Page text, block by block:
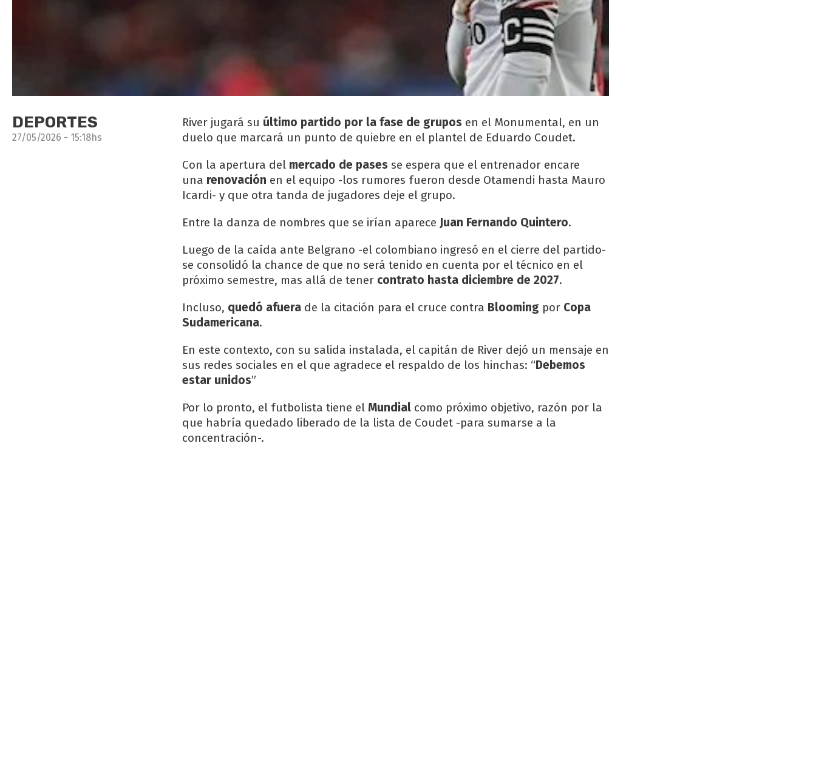
DEPORTES
27/05/2026 - 15:18hs
River jugará su último partido por la fase de grupos en el Monumental, en un
duelo que marcará un punto de quiebre en el plantel de Eduardo Coudet.
Con la apertura del mercado de pases se espera que el entrenador encare
una renovación en el equipo -los rumores fueron desde Otamendi hasta Mauro
Icardi- y que otra tanda de jugadores deje el grupo.
Entre la danza de nombres que se irían aparece Juan Fernando Quintero.
Luego de la caída ante Belgrano -el colombiano ingresó en el cierre del partido-
se consolidó la chance de que no será tenido en cuenta por el técnico en el
próximo semestre, mas allá de tener contrato hasta diciembre de 2027.
Incluso, quedó afuera de la citación para el cruce contra Blooming por Copa
Sudamericana.
En este contexto, con su salida instalada, el capitán de River dejó un mensaje en
sus redes sociales en el que agradece el respaldo de los hinchas: “Debemos
estar unidos”
Por lo pronto, el futbolista tiene el Mundial como próximo objetivo, razón por la
que habría quedado liberado de la lista de Coudet -para sumarse a la
concentración-.